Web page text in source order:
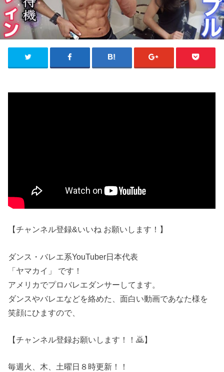
【チャンネル登録&いいね お願いします！】
ダンス・バレエ系YouTuber日本代表
「ヤマカイ」 です！
アメリカでプロバレエダンサーしてます。
ダンスやバレエなどを絡めた、面白い動画であなた様を
笑顔にひますので、
【チャンネル登録お願いします！！🙇】
毎週火、木、土曜日８時更新！！